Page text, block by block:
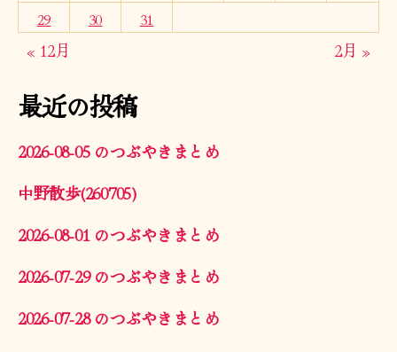
29
30 31
« 12月 2月 »
最近の投稿
2026-08-05 のつぶやきまとめ
中野散歩(260705)
2026-08-01 のつぶやきまとめ
2026-07-29 のつぶやきまとめ
2026-07-28 のつぶやきまとめ